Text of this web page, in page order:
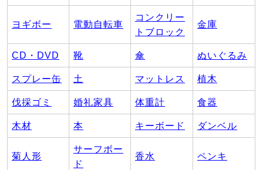
ヨギボー 電動自転車
コンクリー
トブロック
金庫
CD・DVD 靴 傘 ぬいぐるみ
スプレー缶 土 マットレス 植木
伐採ゴミ 婚礼家具 体重計 食器
木材 本 キーボード ダンベル
菊人形
サーフボー
ド
香水 ペンキ